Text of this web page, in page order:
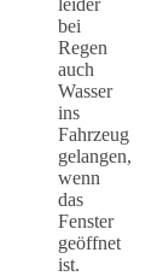
bei
Regen
auch
Wasser
ins
Fahrzeug
gelangen,
wenn
das
Fenster
geöffnet
ist.